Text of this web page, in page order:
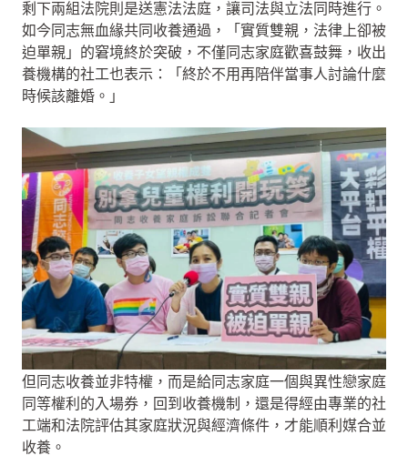
剩下兩組法院則是送憲法法庭，讓司法與立法同時進行。
如今同志無血緣共同收養通過，「實質雙親，法律上卻被
迫單親」的窘境終於突破，不僅同志家庭歡喜鼓舞，收出
養機構的社工也表示：「終於不用再陪伴當事人討論什麼
時候該離婚。」
但同志收養並非特權，而是給同志家庭一個與異性戀家庭
同等權利的入場券，回到收養機制，還是得經由專業的社
工端和法院評估其家庭狀況與經濟條件，才能順利媒合並
收養。